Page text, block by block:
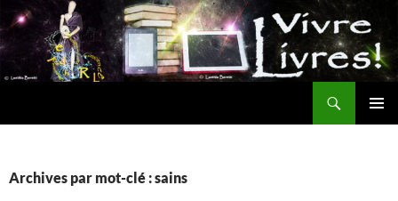
Aller
au
contenu
Archives par mot-clé : sains